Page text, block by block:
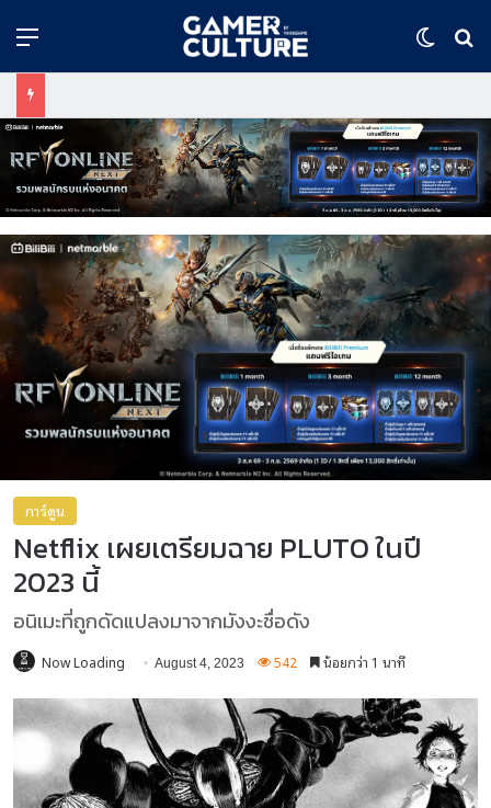
Menu
การ์ตูน
Netflix เผยเตรียมฉาย PLUTO ในปี
2023 นี้
อนิเมะที่ถูกดัดแปลงมาจากมังงะชื่อดัง
Now Loading August 4, 2023 542 น้อยกว่า 1 นาที